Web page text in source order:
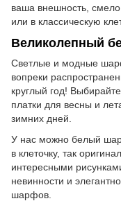
ваша внешность,
или в классическую
Великолепный
Светлые и модные
вопреки
круглый год!
платки для весны и
зимних дней.
У нас можно белый
в клеточку, так
интересными
невинности и
шарфов.